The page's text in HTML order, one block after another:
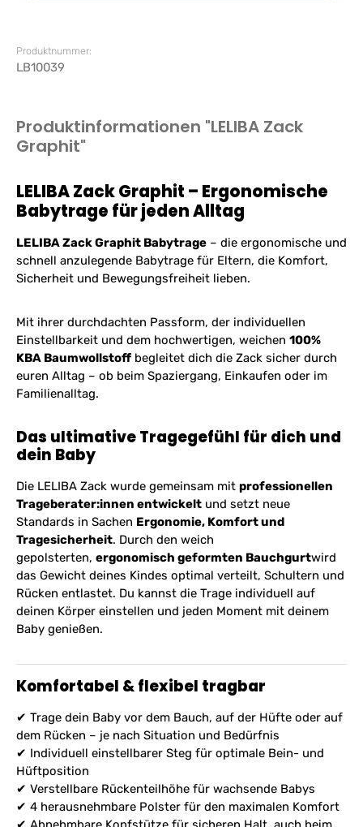
Produktnummer:
LB10039
Produktinformationen "LELIBA Zack
Graphit"
LELIBA Zack Graphit – Ergonomische
Babytrage für jeden Alltag
LELIBA Zack Graphit Babytrage – die ergonomische und
schnell anzulegende Babytrage für Eltern, die Komfort,
Sicherheit und Bewegungsfreiheit lieben.
Mit ihrer durchdachten Passform, der individuellen
Einstellbarkeit und dem hochwertigen, weichen 100%
KBA Baumwollstoff begleitet dich die Zack sicher durch
euren Alltag – ob beim Spaziergang, Einkaufen oder im
Familienalltag.
Das ultimative Tragegefühl für dich und
dein Baby
Die LELIBA Zack wurde gemeinsam mit professionellen
Trageberater:innen entwickelt und setzt neue
Standards in Sachen Ergonomie, Komfort und
Tragesicherheit. Durch den weich
gepolsterten, ergonomisch geformten Bauchgurtwird
das Gewicht deines Kindes optimal verteilt, Schultern und
Rücken entlastet. Du kannst die Trage individuell auf
deinen Körper einstellen und jeden Moment mit deinem
Baby genießen.
Komfortabel & flexibel tragbar
✔ Trage dein Baby vor dem Bauch, auf der Hüfte oder auf
dem Rücken – je nach Situation und Bedürfnis
✔ Individuell einstellbarer Steg für optimale Bein- und
Hüftposition
✔ Verstellbare Rückenteilhöhe für wachsende Babys
✔ 4 herausnehmbare Polster für den maximalen Komfort